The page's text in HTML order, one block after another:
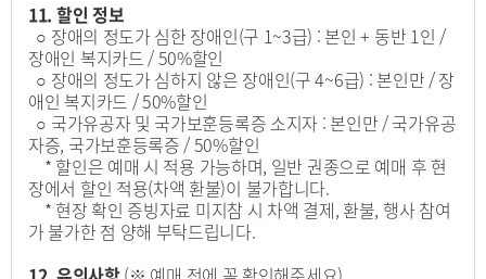
11. 할인 정보
○ 장애의 정도가 심한 장애인(구 1~3급) : 본인 + 동반 1인 /
장애인 복지카드 / 50%할인
○ 장애의 정도가 심하지 않은 장애인(구 4~6급) : 본인만 / 장
애인 복지카드 / 50%할인
○ 국가유공자 및 국가보훈등록증 소지자 : 본인만 / 국가유공
자증, 국가보훈등록증 / 50%할인
* 할인은 예매 시 적용 가능하며, 일반 권종으로 예매 후 현
장에서 할인 적용(차액 환불)이 불가합니다.
* 현장 확인 증빙자료 미지참 시 차액 결제, 환불, 행사 참여
가 불가한 점 양해 부탁드립니다.